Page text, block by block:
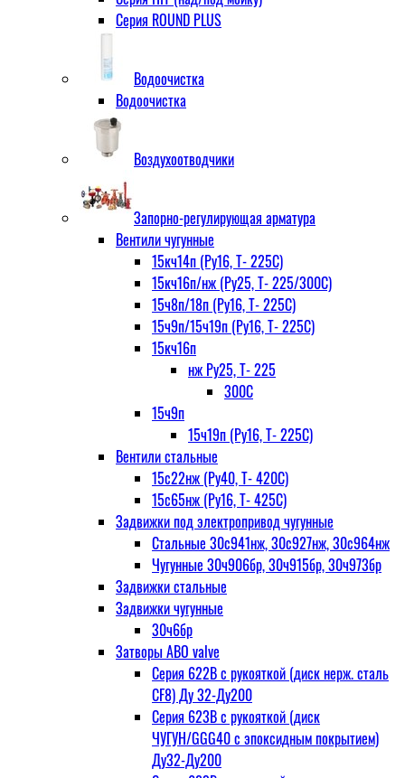
Серия ROUND PLUS
Водоочистка
Водоочистка
Воздухоотводчики
Запорно-регулирующая арматура
Вентили чугунные
15кч14п (Ру16, Т- 225С)
15кч16п/нж (Ру25, Т- 225/300С)
15ч8п/18п (Ру16, Т- 225С)
15ч9п/15ч19п (Ру16, Т- 225С)
15кч16п
нж Ру25, Т- 225
300С
15ч9п
15ч19п (Ру16, Т- 225С)
Вентили стальные
15с22нж (Ру40, Т- 420С)
15с65нж (Ру16, Т- 425С)
Задвижки под электропривод чугунные
Стальные 30с941нж, 30с927нж, 30с964нж
Чугунные 30ч906бр, 30ч915бр, 30ч973бр
Задвижки стальные
Задвижки чугунные
30ч6бр
Затворы ABO valve
Серия 622В с рукояткой (диск нерж. сталь
CF8) Ду 32-Ду200
Серия 623В с рукояткой (диск
ЧУГУН/GGG40 с эпоксидным покрытием)
Ду32-Ду200